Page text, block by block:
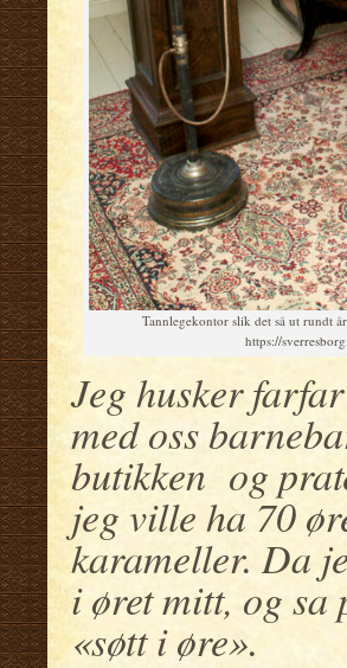
Tannlegekontor slik det så ut rundt
https://
Jeg husker
med oss
butikken og
jeg ville ha 70
karameller. Da
i øret mitt, og sa
«søtt i øre».